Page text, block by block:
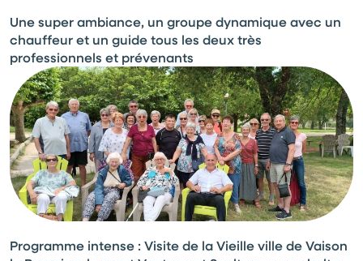
Une super ambiance, un groupe dynamique avec un
chauffeur et un guide tous les deux très
professionnels et prévenants
Programme intense : Visite de la Vieille ville de Vaison